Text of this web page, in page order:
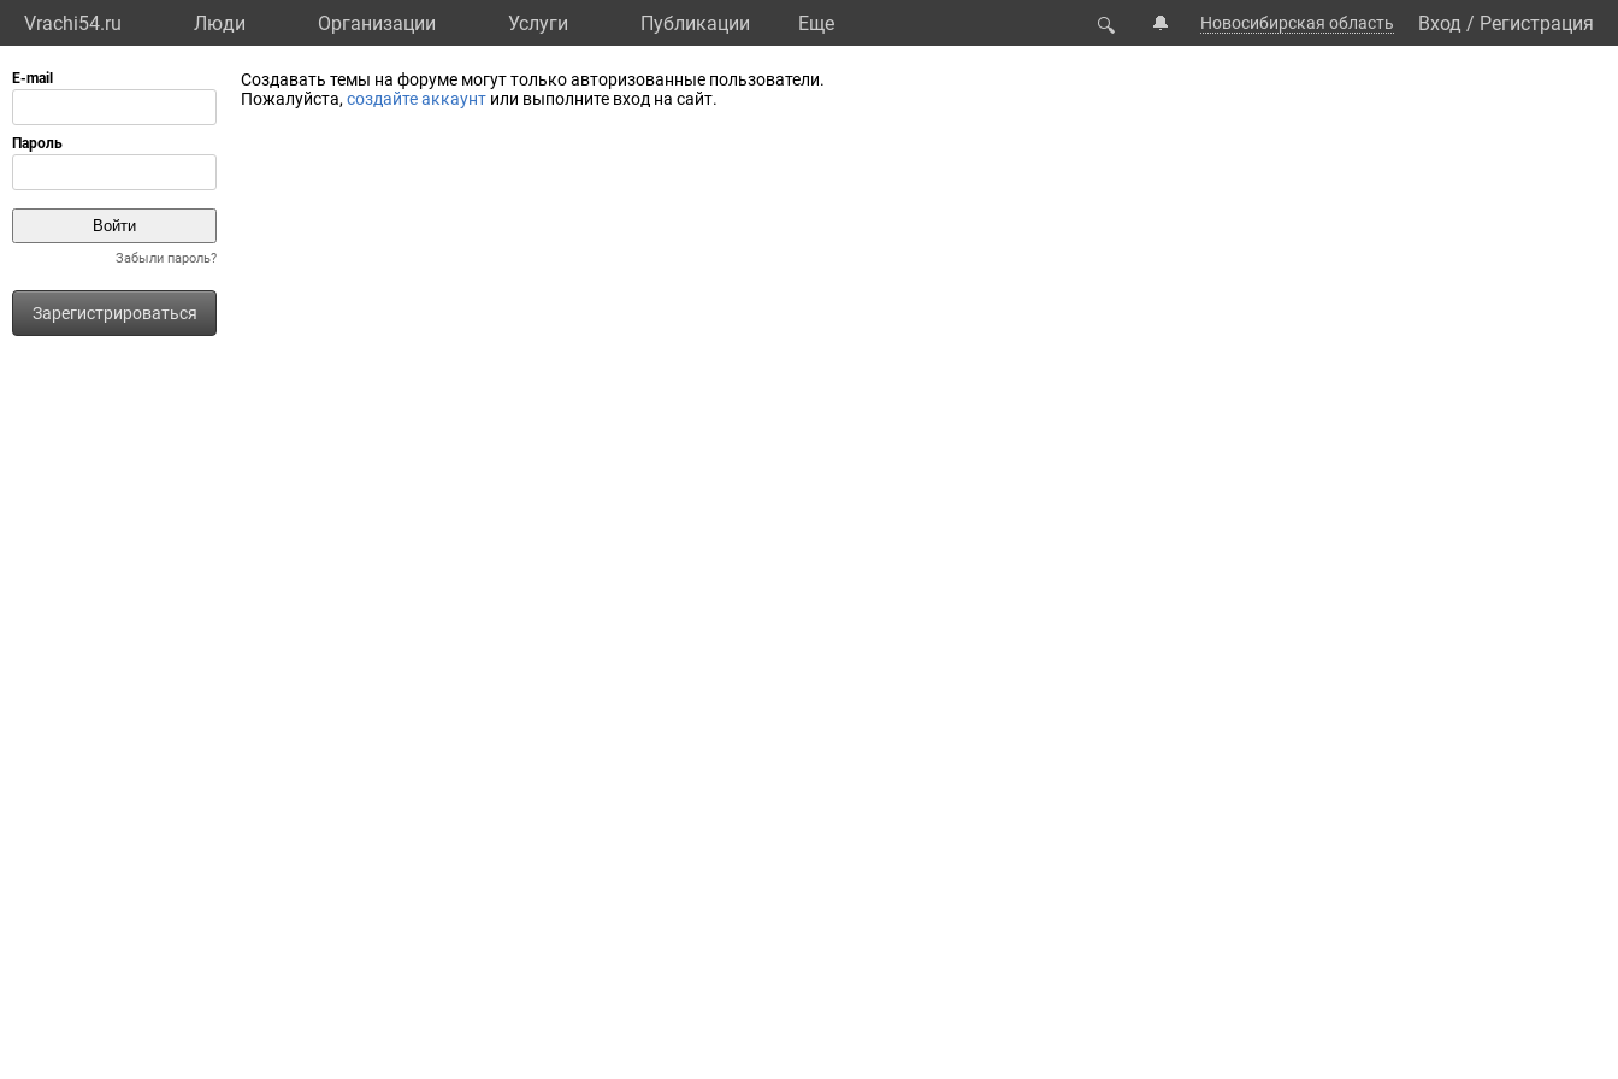
Vrachi54.ru Люди Организации Услуги Публикации Eще 🔍 🔔 Новосибирская область Вход / Регистрация
Забыли пароль?
Зарегистрироваться
Создавать темы на форуме могут только авторизованные пользователи.
Пожалуйста, создайте аккаунт или выполните вход на сайт.